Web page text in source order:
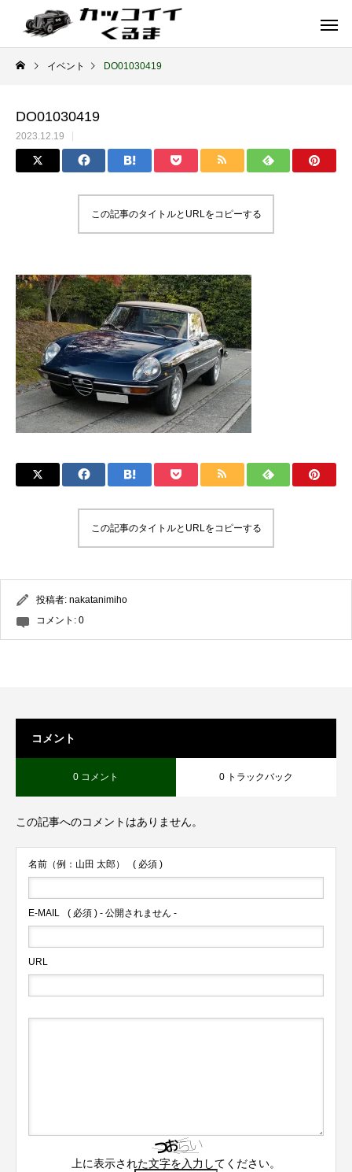
イギリス車
ENGLAND
ドイツ車
GERMANY
イベント DO01030419
DO01030419
2023.12.19
この記事のタイトルとURLをコピーする
この記事のタイトルとURLをコピーする
投稿者: nakatanimiho
コメント: 0
コメント
0 コメント 0 トラックバック
この記事へのコメントはありません。
名前（例：山田 太郎） ( 必須 )
E-MAIL ( 必須 ) - 公開されません -
URL
上に表示された文字を入力してください。